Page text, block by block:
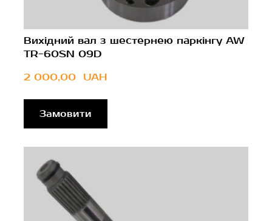
Вихідний вал з шестернею паркінгу AW
TR-60SN 09D
2 000,00  UAH
Замовити